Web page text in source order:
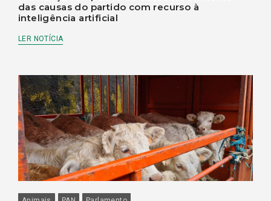
das causas do partido com recurso à
inteligência artificial
LER NOTÍCIA